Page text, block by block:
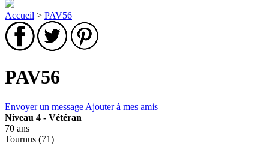
Accueil > PAV56
PAV56
Envoyer un message Ajouter à mes amis
Niveau 4 - Vétéran
70 ans
Tournus (71)